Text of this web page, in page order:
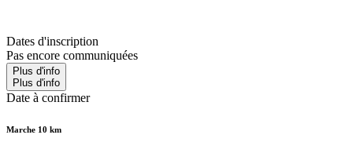
Dates d'inscription
Pas encore communiquées
Plus d'info
Plus d'info
Date à confirmer
Marche 10 km